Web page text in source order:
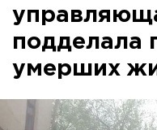
подделала
умерших